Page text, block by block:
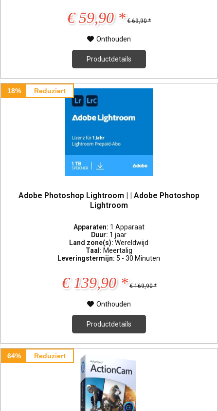
€ 59,90 * € 69,90 *
Onthouden
Productdetails
18% Reduziert
Adobe Photoshop Lightroom | | Adobe Photoshop
Lightroom
Apparaten: 1 Apparaat
Duur: 1 jaar
Land zone(s):Wereldwijd
Taal: Meertalig
Leveringstermijn: 5 - 30 Minuten
€ 139,90 * € 169,90 *
Onthouden
Productdetails
64% Reduziert